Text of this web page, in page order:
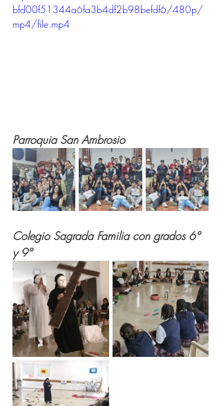
bfd00f51344a6fa3b4df2b98befdf6/480p/
mp4/file.mp4
Parroquia San Ambrosio
Colegio Sagrada Familia con grados 6°
y 9°